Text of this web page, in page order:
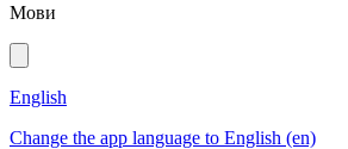
Мови
English
Change the app language to English (en)